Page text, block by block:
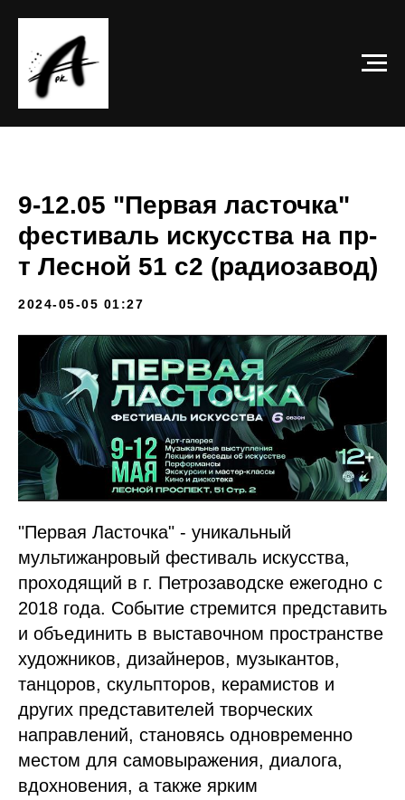
9-12.05 "Первая ласточка"
фестиваль искусства на пр-
т Лесной 51 с2 (радиозавод)
2024-05-05 01:27
"Первая Ласточка" - уникальный
мультижанровый фестиваль искусства,
проходящий в г. Петрозаводске ежегодно с
2018 года. Событие стремится представить
и объединить в выставочном пространстве
художников, дизайнеров, музыкантов,
танцоров, скульпторов, керамистов и
других представителей творческих
направлений, становясь одновременно
местом для самовыражения, диалога,
вдохновения, а также ярким